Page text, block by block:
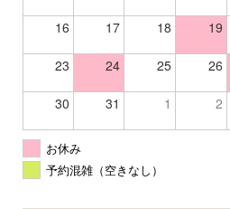
16 17 18 19
23 24 25 26
30 31 1 2
お休み
予約混雑（空きなし）